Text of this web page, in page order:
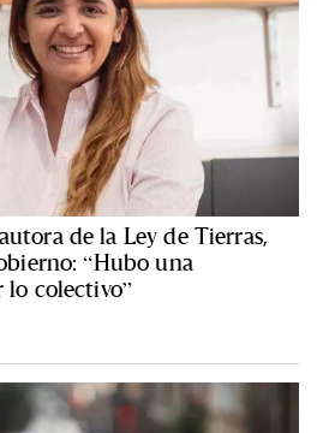
de la Ley de Tierras,
“Hubo una
lo colectivo”